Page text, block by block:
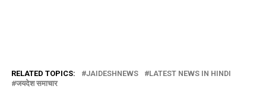
RELATED TOPICS: JAIDESHNEWS
LATEST NEWS IN HINDI
जयदेश समाचार